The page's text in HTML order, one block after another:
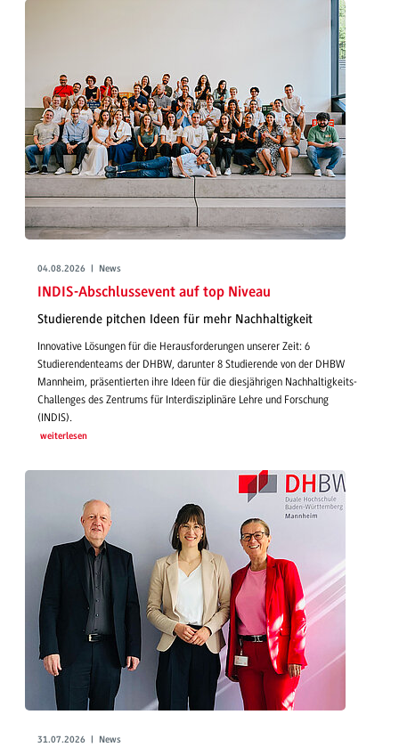
04.08.2026 | News
INDIS-Abschlussevent auf top Niveau
Studierende pitchen Ideen für mehr Nachhaltigkeit
Innovative Lösungen für die Herausforderungen unserer Zeit: 6
Studierendenteams der DHBW, darunter 8 Studierende von der DHBW
Mannheim, präsentierten ihre Ideen für die diesjährigen Nachhaltigkeits-
Challenges des Zentrums für Interdisziplinäre Lehre und Forschung
(INDIS).
weiterlesen
31.07.2026 | News